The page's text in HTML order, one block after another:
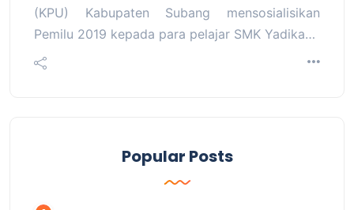
(KPU) Kabupaten Subang mensosialisikan
Pemilu 2019 kepada para pelajar SMK Yadika…
Popular Posts